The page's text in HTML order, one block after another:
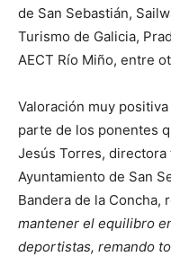
de San Sebastián,
Turismo de Galicia,
AECT Río Miño, entre
Valoración muy
parte de los ponentes
Jesús Torres,
Ayuntamiento de San
Bandera de la Concha,
mantener el equilibro
deportistas, remando